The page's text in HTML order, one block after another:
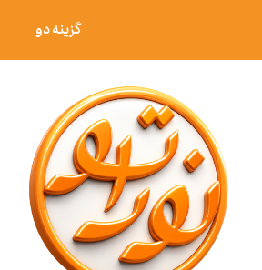
گزینه دو